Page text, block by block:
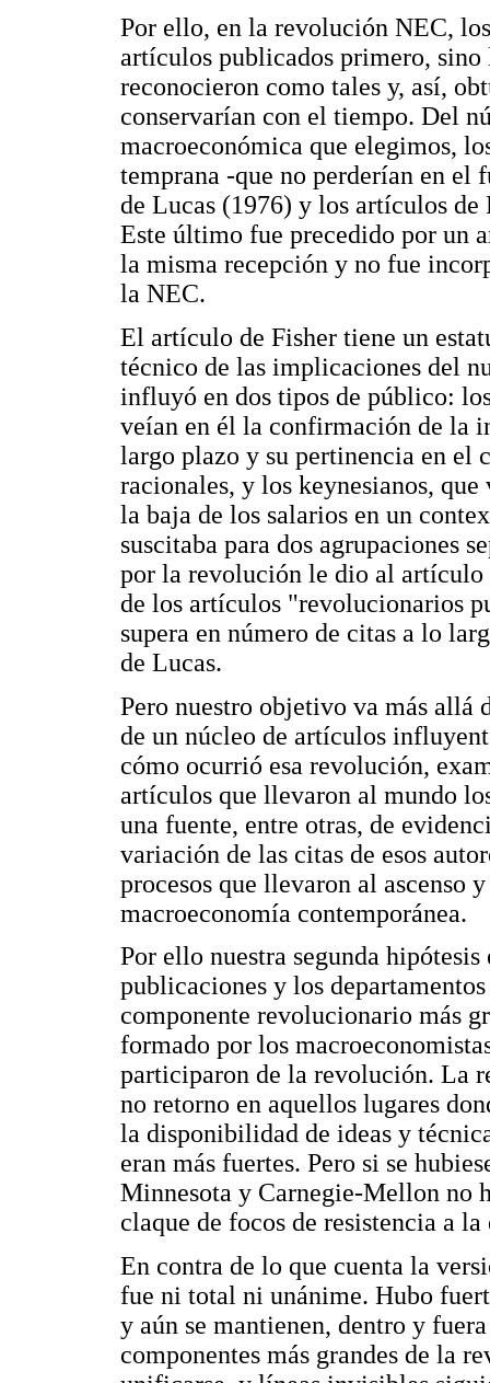
Por ello, en la revolución NEC,
artículos publicados primero,
reconocieron como tales y, así,
conservarían con el tiempo. Del
macroeconómica que elegimos,
temprana -que no perderían en
de Lucas (1976) y los artículos
Este último fue precedido por un
la misma recepción y no fue
la NEC.
El artículo de Fisher tiene un
técnico de las implicaciones del
influyó en dos tipos de público:
veían en él la confirmación de la
largo plazo y su pertinencia en el
racionales, y los keynesianos,
la baja de los salarios en un
suscitaba para dos agrupaciones
por la revolución le dio al artículo
de los artículos "revolucionarios
supera en número de citas a lo
de Lucas.
Pero nuestro objetivo va más allá
de un núcleo de artículos
cómo ocurrió esa revolución,
artículos que llevaron al mundo
una fuente, entre otras, de
variación de las citas de esos
procesos que llevaron al ascenso
macroeconomía contemporánea.
Por ello nuestra segunda
publicaciones y los
componente revolucionario más
formado por los
participaron de la revolución. La
no retorno en aquellos lugares
la disponibilidad de ideas y
eran más fuertes. Pero si se
Minnesota y Carnegie-Mellon no
claque de focos de resistencia a
En contra de lo que cuenta la
fue ni total ni unánime. Hubo
y aún se mantienen, dentro y
componentes más grandes de la